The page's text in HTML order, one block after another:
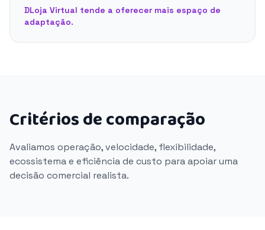
DLoja Virtual tende a oferecer mais espaço de
adaptação.
Critérios de comparação
Avaliamos operação, velocidade, flexibilidade,
ecossistema e eficiência de custo para apoiar uma
decisão comercial realista.